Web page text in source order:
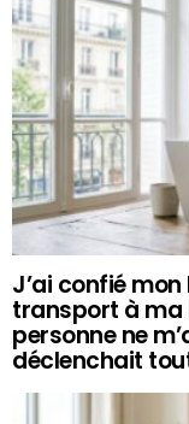
J’ai confié
transport à ma
personne ne
déclenchait